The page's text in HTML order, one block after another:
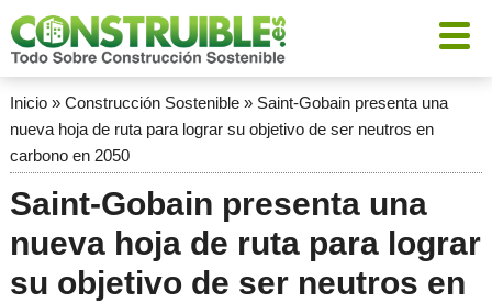
Inicio» Construcción Sostenible» Saint-Gobain presenta una
nueva hoja de ruta para lograr su objetivo de ser neutros en
carbono en 2050
Saint-Gobain presenta una
nueva hoja de ruta para lograr
su objetivo de ser neutros en